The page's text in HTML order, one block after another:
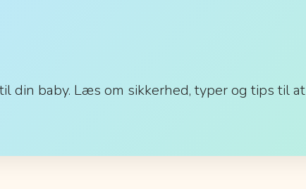
din baby. Læs om sikkerhed, typer og tips til at